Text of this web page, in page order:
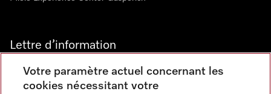
Lettre d’information
Votre paramètre actuel concernant les
cookies nécessitant votre